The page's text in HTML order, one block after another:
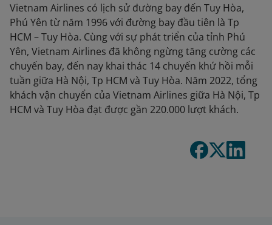
Vietnam Airlines có lịch sử đường bay đến Tuy Hòa,
Phú Yên từ năm 1996 với đường bay đầu tiên là Tp
HCM – Tuy Hòa. Cùng với sự phát triển của tỉnh Phú
Yên, Vietnam Airlines đã không ngừng tăng cường các
chuyến bay, đến nay khai thác 14 chuyến khứ hồi mỗi
tuần giữa Hà Nội, Tp HCM và Tuy Hòa. Năm 2022, tổng
khách vận chuyển của Vietnam Airlines giữa Hà Nội, Tp
HCM và Tuy Hòa đạt được gần 220.000 lượt khách.